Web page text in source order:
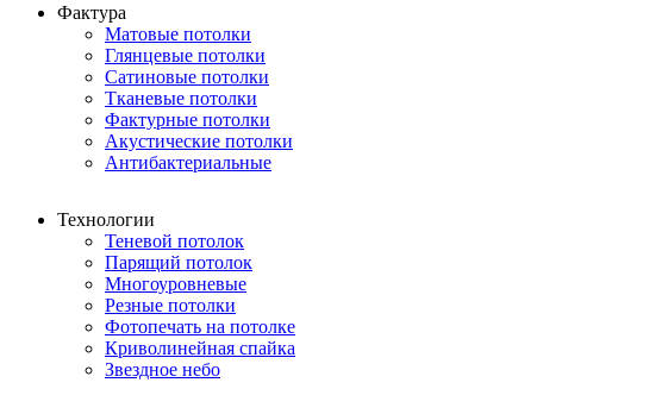
Фактура
Матовые потолки
Глянцевые потолки
Сатиновые потолки
Тканевые потолки
Фактурные потолки
Акустические потолки
Антибактериальные
Технологии
Теневой потолок
Парящий потолок
Многоуровневые
Резные потолки
Фотопечать на потолке
Криволинейная спайка
Звездное небо